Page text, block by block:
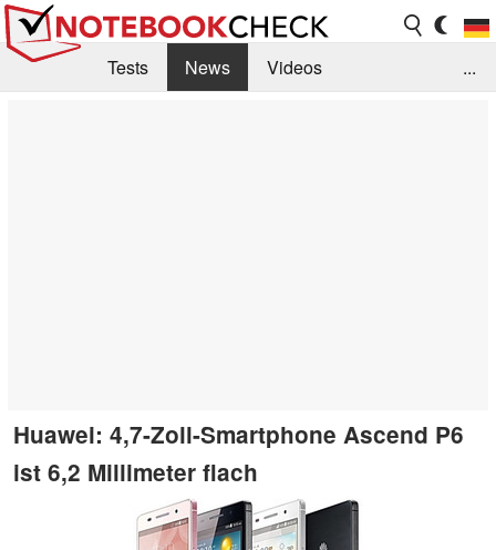
Tests News
Videos
...
Huawei: 4,7-Zoll-Smartphone Ascend P6
ist 6,2 Millimeter flach